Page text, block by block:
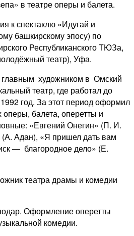
в театре оперы и балета.
к спектаклю «Идугай и
башкирскому эпосу) по
Республиканского ТЮЗа,
театр), Уфа.
главным художником в Омский
театр, где работал до
год. За этот период оформил
оперы, балета, оперетты и
«Евгений Онегин» (П. И.
Адан), «Я пришел дать вам
— благородное дело» (Е.
театра драмы и комедии
Оформление оперетты
комедии.